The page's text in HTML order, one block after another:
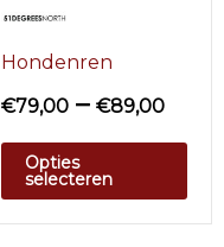
Hondenren
€79,00 – €89,00
Opties
selecteren